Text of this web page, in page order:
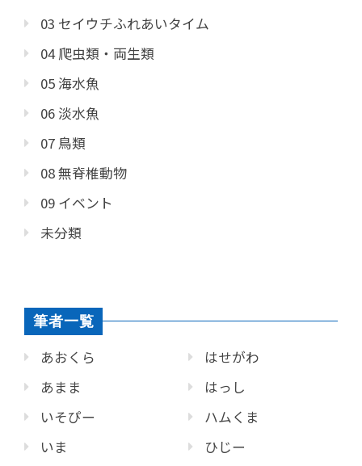
03 セイウチふれあいタイム
04 爬虫類・両生類
05 海水魚
06 淡水魚
07 鳥類
08 無脊椎動物
09 イベント
未分類
筆者一覧
あおくら
あまま
いそぴー
いま
はせがわ
はっし
ハムくま
ひじー